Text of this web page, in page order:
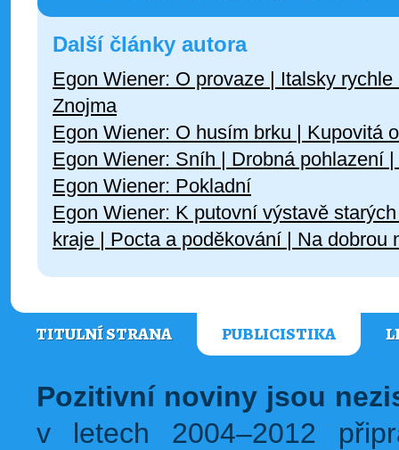
Další články autora
Egon Wiener: O provaze | Italsky
Znojma
Egon Wiener: O husím brku | Kupovitá
Egon Wiener: Sníh | Drobná pohlazení
Egon Wiener: Pokladní
Egon Wiener: K putovní výstavě
kraje | Pocta a poděkování | Na dobrou
TITULNÍ STRANA PUBLICISTIKA
Pozitivní noviny jsou
v letech 2004–2012